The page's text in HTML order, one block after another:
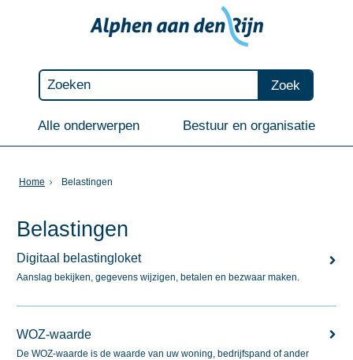
Zoek
Alle onderwerpen Bestuur en organisatie
Home Belastingen
Belastingen
Digitaal belastingloket
Aanslag bekijken, gegevens wijzigen, betalen en bezwaar maken.
WOZ-waarde
De WOZ-waarde is de waarde van uw woning, bedrijfspand of ander